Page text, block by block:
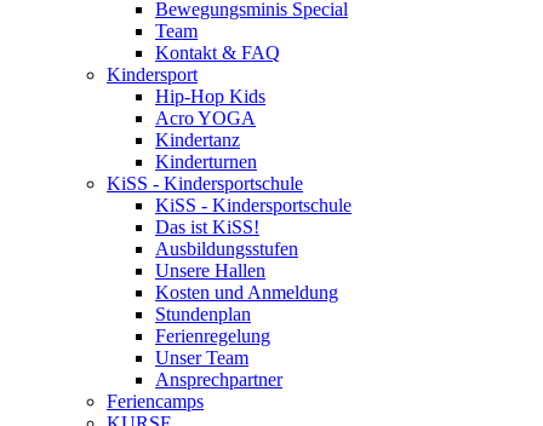
Bewegungsminis Special
Team
Kontakt & FAQ
Kindersport
Hip-Hop Kids
Acro YOGA
Kindertanz
Kinderturnen
KiSS - Kindersportschule
KiSS - Kindersportschule
Das ist KiSS!
Ausbildungsstufen
Unsere Hallen
Kosten und Anmeldung
Stundenplan
Ferienregelung
Unser Team
Ansprechpartner
Feriencamps